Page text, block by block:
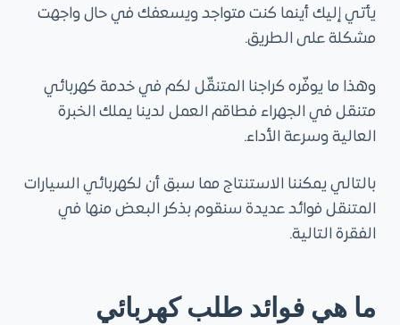
يأتي إليك أينما كنت متواجد ويسعفك في حال واجهت
مشكلة على الطريق.
وهذا ما يوفّره كراجنا المتنقّل لكم في خدمة كهربائي
متنقل في الجهراء فطاقم العمل لدينا يملك الخبرة
العالية وسرعة الأداء.
بالتالي يمكننا الاستنتاج مما سبق أن لكهربائي السيارات
المتنقل فوائد عديدة سنقوم بذكر البعض منها في
الفقرة التالية.
ما هي فوائد طلب كهربائي